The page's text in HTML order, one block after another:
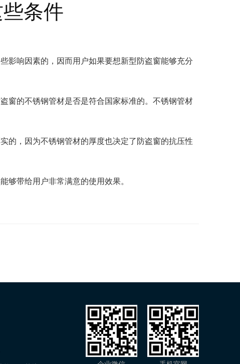
条件
影响因素的，因而用户如果要想新型防盗窗能够充分
窗的不锈钢管材是否是符合国家标准的。不锈钢管材
的，因为不锈钢管材的厚度也决定了防盗窗的抗压性
够带给用户非常满意的使用效果。